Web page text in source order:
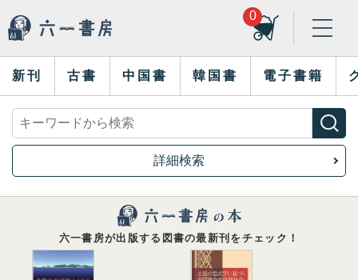
0
新刊 古書 中国書 韓国書 電子書籍
詳細検索
六一書房が出版する図書の最新刊をチェック！